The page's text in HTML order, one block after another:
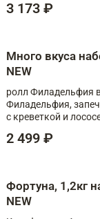
3 173 ₽
Много вкуса
NEW
ролл Филадельфия
Филадельфия,
с креветкой и
2 499 ₽
Фортуна, 1,2кг
NEW